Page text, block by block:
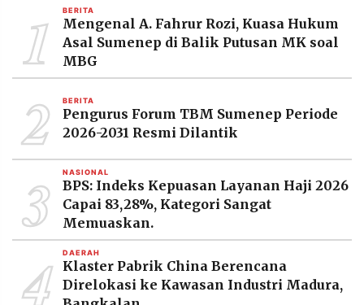
1 BERITA
Mengenal A. Fahrur Rozi, Kuasa Hukum
Asal Sumenep di Balik Putusan MK soal
MBG
2 BERITA
Pengurus Forum TBM Sumenep Periode
2026-2031 Resmi Dilantik
3 NASIONAL
BPS: Indeks Kepuasan Layanan Haji 2026
Capai 83,28%, Kategori Sangat
Memuaskan.
4 DAERAH
Klaster Pabrik China Berencana
Direlokasi ke Kawasan Industri Madura,